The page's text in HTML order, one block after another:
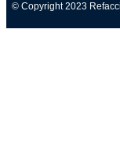
© Copyright 2023